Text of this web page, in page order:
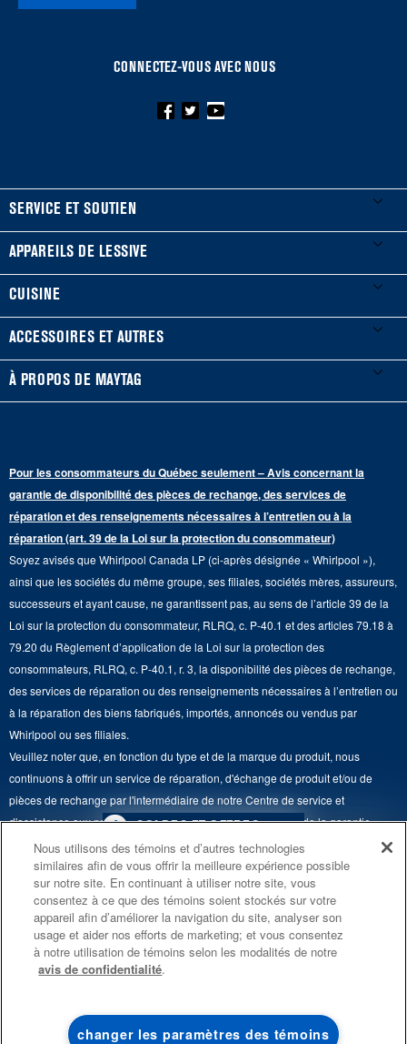
CONNECTEZ-VOUS AVEC NOUS
FOOTER
SERVICE ET SOUTIEN
Mes électroménagers
Enregistrer un produit
Guides et documentation
Planifier une installation
Programmes de service prolongé
Pièces de rechange
Aide sur les produits
Suivre ma commande
Services de livraison et d'installation
Retours et échanges
Accessibilité
Services d'abonnement
Résidents du Québec
APPAREILS DE LESSIVE
Laveuses et sécheuses
Laveuses à chargement frontal
Laveuses à chargement vertical
Sécheuses au gaz
Piédestaux de lessive
Qualité Commerciale
Duos de Lessive
CUISINE
Réfrigérateurs
Portes françaises
Cuisinières
Fours muraux
Hottes
Fours à micro-ondes
ACCESSOIRES ET AUTRES
Accessoires
À PROPOS DE MAYTAG
Communiquez avec nous
Monsieur Maytag
Carrières
Whirlpool et Corporation
Whirlpool au Canada
Pour les consommateurs du Québec seulement – Avis concernant la
garantie de disponibilité des pièces de rechange, des services de
réparation et des renseignements nécessaires à l’entretien ou à la
réparation (art. 39 de la Loi sur la protection du consommateur)
Soyez avisés que Whirlpool Canada LP (ci-après désignée « Whirlpool »),
ainsi que les sociétés du même groupe, ses filiales, sociétés mères, assureurs,
successeurs et ayant cause, ne garantissent pas, au sens de l’article 39 de la
Loi sur la protection du consommateur, RLRQ, c. P-40.1 et des articles 79.18 à
79.20 du Règlement d’application de la Loi sur la protection des
consommateurs, RLRQ, c. P-40.1, r. 3, la disponibilité des pièces de rechange,
des services de réparation ou des renseignements nécessaires à l’entretien ou
à la réparation des biens fabriqués, importés, annoncés ou vendus par
Whirlpool ou ses filiales.
Veuillez noter que, en fonction du type et de la marque du produit, nous
continuons à offrir un service de réparation, d'échange de produit et/ou de
pièces de rechange par l'intermédiaire de notre Centre de service et
d'assistance aux propriétaires, sous réserve des conditions de la garantie
limitée du fabricant. Pour plus d'informations, veuillez consulter les sites Web
de nos différentes marques sous la rubrique « Service et assistance » ou
appeler le 1-800-807-6777. Pour InSinkErator, appelez le 1-800-561-1700.
Ce marchand en ligne est situé au 200-6750, avenue Century, Mississauga
(Ontario) L5N 0B7. ®/TM © 2026 Maytag. Tous droits réservés.
Communiquez avec nous
4 SOLDES ET OFFRES
PROMOTION DES
ENSEMBLES DE CUISINE
Finit le 8/26/26
ÉCONOMISEZ JUSQU’À 300 $*
à l’achat de plusieurs électroménagers de
cuisine admissibles Maytag®
MAGASINEZ
ACTUELLEMENT
DISPONIBLE
CENTRE DE
MAGASINEZ
Nous utilisons des témoins et d’autres technologies
similaires afin de vous offrir la meilleure expérience possible
sur notre site. En continuant à utiliser notre site, vous
consentez à ce que des témoins soient stockés sur votre
appareil afin d’améliorer la navigation du site, analyser son
usage et aider nos efforts de marketing; et vous consentez
à notre utilisation de témoins selon les modalités de notre
avis de confidentialité.
changer les paramètres des témoins